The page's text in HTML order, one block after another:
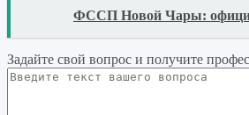
ФССП Новой Чары:
Задайте свой вопрос и получите